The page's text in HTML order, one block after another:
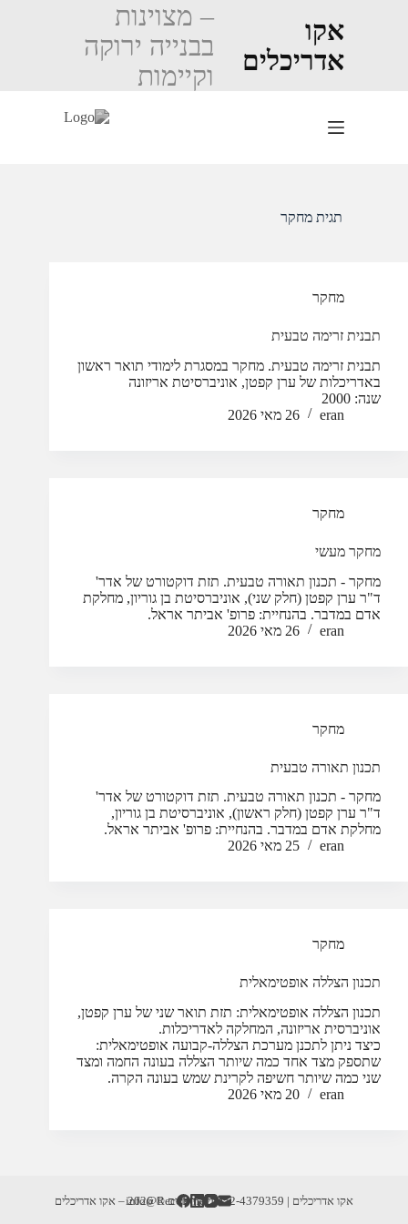
אקו
אדריכלים
– מצוינות
בבנייה ירוקה
וקיימות
תגית מחקר
מחקר
תבנית זרימה טבעית
תבנית זרימה טבעית. מחקר במסגרת לימודי תואר ראשון
באדריכלות של ערן קפטן, אוניברסיטת אריזונה
שנה: 2000
eran
26 מאי 2026
מחקר
מחקר מעשי
מחקר - תכנון תאורה טבעית. תזת דוקטורט של אדר'
ד"ר ערן קפטן (חלק שני), אוניברסיטת בן גוריון, מחלקת
אדם במדבר. בהנחיית: פרופ' אביתר אראל.
eran
26 מאי 2026
מחקר
תכנון תאורה טבעית
מחקר - תכנון תאורה טבעית. תזת דוקטורט של אדר'
ד"ר ערן קפטן (חלק ראשון), אוניברסיטת בן גוריון,
מחלקת אדם במדבר. בהנחיית: פרופ' אביתר אראל.
eran
25 מאי 2026
מחקר
תכנון הצללה אופטימאלית
תכנון הצללה אופטימאלית: תזת תואר שני של ערן קפטן,
אוניברסית אריזונה, המחלקה לאדריכלות.
כיצד ניתן לתכנן מערכת הצללה-קבועה אופטימאלית:
שתספק מצד אחד כמה שיותר הצללה בעונה החמה ומצד
שני כמה שיותר חשיפה לקרינת שמש בעונה הקרה.
eran
20 מאי 2026
אקו אדריכלים | info@RecoD.net | 052-4379359 זכויות יוצרים © 2026 – אקו אדריכלים